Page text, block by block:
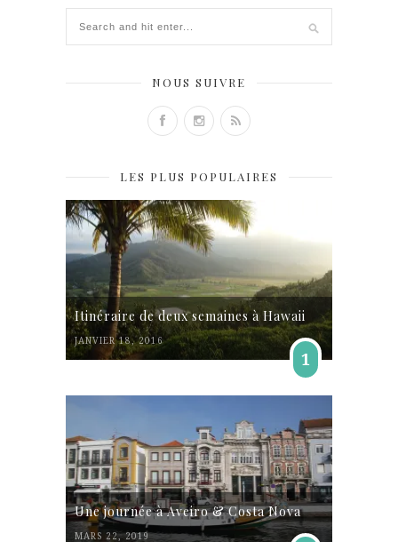
NOUS SUIVRE
LES PLUS POPULAIRES
Itinéraire de deux semaines à Hawaii
JANVIER 18, 2016
1
Une journée à Aveiro & Costa Nova
MARS 22, 2019